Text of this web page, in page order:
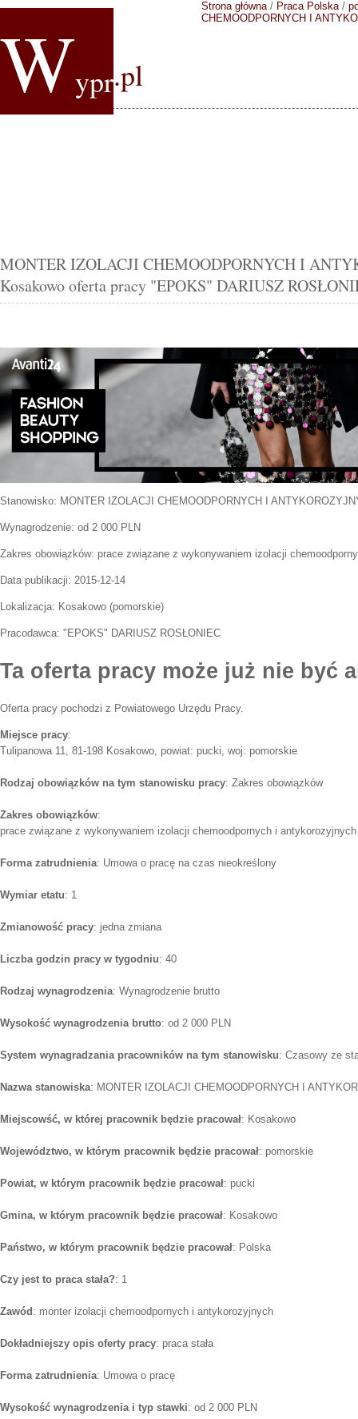
Wypr.pl
Strona główna/ Praca Polska/
CHEMOODPORNYCH I
MONTER IZOLACJI CHEMOODPORNYCH I
Kosakowo oferta pracy "EPOKS" DARIUSZ
Stanowisko: MONTER IZOLACJI CHEMOODPORNYCH I
Wynagrodzenie: od 2 000 PLN
Zakres obowiązków: prace związane z wykonywaniem izolacji
Data publikacji: 2015-12-14
Lokalizacja: Kosakowo (pomorskie)
Pracodawca: "EPOKS" DARIUSZ ROSŁONIEC
Ta oferta pracy może już nie być
Oferta pracy pochodzi z Powiatowego Urzędu Pracy.
Miejsce pracy:
Tulipanowa 11, 81-198 Kosakowo, powiat: pucki, woj: pomorskie
Rodzaj obowiązków na tym stanowisku pracy: Zakres obowiązków
Zakres obowiązków:
prace związane z wykonywaniem izolacji chemoodpornych i antykorozyjnych
Forma zatrudnienia: Umowa o pracę na czas nieokreślony
Wymiar etatu: 1
Zmianowość pracy: jedna zmiana
Liczba godzin pracy w tygodniu: 40
Rodzaj wynagrodzenia: Wynagrodzenie brutto
Wysokość wynagrodzenia brutto: od 2 000 PLN
System wynagradzania pracowników na tym stanowisku: Czasowy ze
Nazwa stanowiska: MONTER IZOLACJI CHEMOODPORNYCH I
Miejscowść, w której pracownik będzie pracował: Kosakowo
Województwo, w którym pracownik będzie pracował: pomorskie
Powiat, w którym pracownik będzie pracował: pucki
Gmina, w którym pracownik będzie pracował: Kosakowo
Państwo, w którym pracownik będzie pracował: Polska
Czy jest to praca stała?: 1
Zawód: monter izolacji chemoodpornych i antykorozyjnych
Dokładniejszy opis oferty pracy: praca stała
Forma zatrudnienia: Umowa o pracę
Wysokość wynagrodzenia i typ stawki: od 2 000 PLN